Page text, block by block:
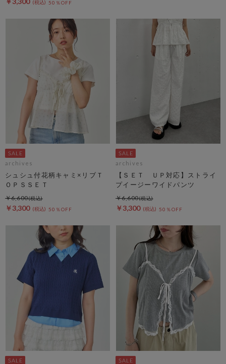
50％OFF
archives
シュシュ付花柄キャミ×リブＴ
ＯＰＳＳＥＴ
￥3,300 50％OFF
￥6,600
archives
【ＳＥＴ ＵＰ対応】ストライ
プイージーワイドパンツ
￥3,300 50％OFF
￥6,600